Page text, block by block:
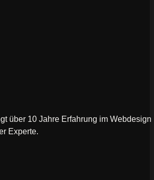
über 10 Jahre Erfahrung im
Experte.